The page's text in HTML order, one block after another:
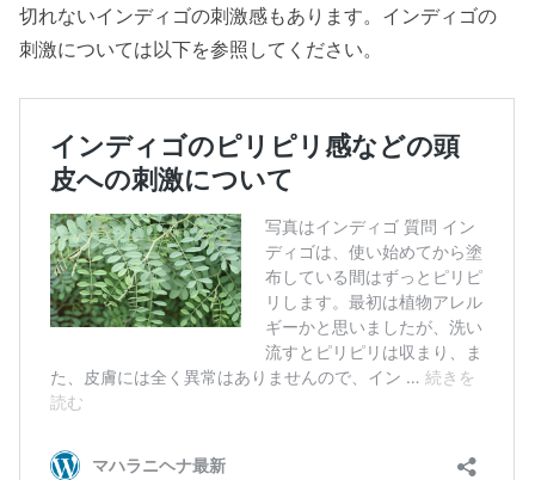
切れないインディゴの刺激感もあります。インディゴの
刺激については以下を参照してください。